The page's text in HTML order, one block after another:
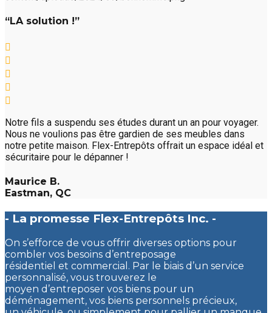
“LA solution !”
Notre fils a suspendu ses études durant un an pour voyager.
Nous ne voulions pas être gardien de ses meubles dans
notre petite maison. Flex-Entrepôts offrait un espace idéal et
sécuritaire pour le dépanner !
Maurice B.
Eastman, QC
- La promesse Flex-Entrepôts Inc. -
On s’efforce de vous offrir diverses options pour
combler vos besoins d’entreposage
résidentiel et commercial. Par le biais d’un service
personnalisé, vous trouverez le
moyen d’entreposer vos biens pour un
déménagement, vos biens personnels précieux,